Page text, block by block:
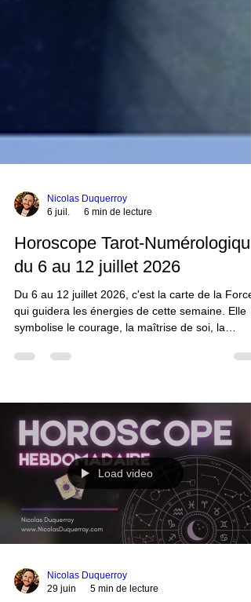
Nicolas Duquerroy
6 juil.
6 min de lecture
Horoscope Tarot-Numérologique
du 6 au 12 juillet 2026
Du 6 au 12 juillet 2026, c'est la carte de la Force
dans la précipitation. Cette période favorisera les
personnes capables de garder leur calme, de
canaliser leurs émotions et d'avancer avec
détermination, même lorsque les résultats
tarderont à se manifester. Avant de prendre une
Load video